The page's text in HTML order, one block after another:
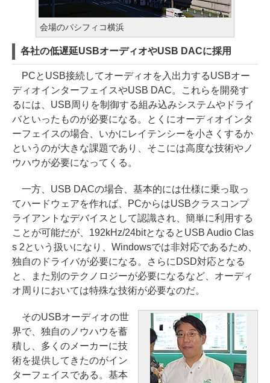
会場のパシフィコ横浜
各社の低遅延USBオーディオやUSB DACに採用
PCとUSB接続してオーディオを入出力するUSBオー
ディオインターフェイスやUSB DAC。これらを開発す
るには、USB周りを制御する組み込みシステムやドライ
バといったものが必要になる。とくにオーディオインタ
ーフェイスの場合、いかにレイテンシーを小さくするか
というのが大きな課題であり、そこには高度な技術やノ
ウハウが必要になってくる。
一方、USB DACの場合、基本的には仕様に乗っ取っ
てハードウェアを作れば、PCからはUSBクラスコンプ
ライアントなデバイスとして認識され、簡単に利用する
ことが可能だが、192kHz/24bitとなるとUSB Audio Clas
s 2という扱いになり、Windowsでは非対応であるため、
独自のドライバが必要になる。さらにDSD対応となる
と、また別のテクノロジーが必要になるなど、オーディ
オ周りにおいては特殊な技術が必要なのだ。
そのUSBオーディオの世
界で、独自のノウハウを蓄
積し、多くのメーカーに技
術を提供してきたのがイン
ターフェイスである。基本